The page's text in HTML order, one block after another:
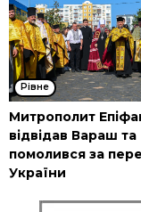
Рівне
Митрополит
відвідав Вараш та
помолився за
України